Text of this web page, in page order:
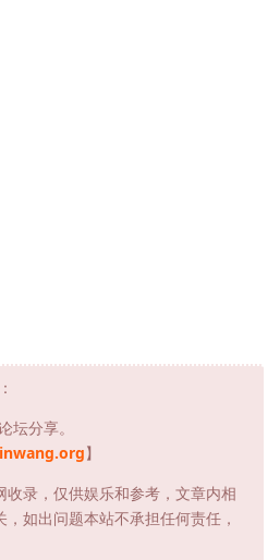
坛分享。
】
录，仅供娱乐和参考，文章内相
如出问题本站不承担任何责任，